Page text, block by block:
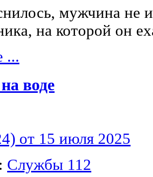
мужчина не
на которой он
...
воде
от 15 июля 2025
Службы 112